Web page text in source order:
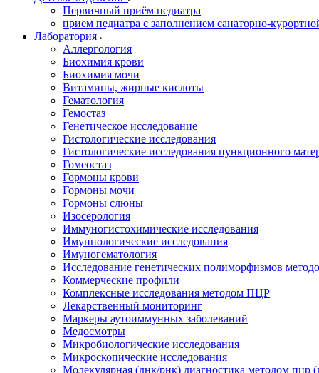
Первичный приём педиатра
прием педиатра с заполнением санаторно-
Лаборатория
Аллергология
Биохимия крови
Биохимия мочи
Витамины, жирные кислоты
Гематология
Гемостаз
Генетическое исследование
Гистологические исследования
Гистологические исследования пункционного
Гомеостаз
Гормоны крови
Гормоны мочи
Гормоны слюны
Изосерология
Иммуногистохимические исследования
Имуннологические исследования
Имуногематология
Исследование генетических полиморфизмов
Коммерческие профили
Комплексные исследования методом ПЦР
Лекарственный мониторинг
Маркеры аутоиммунных заболеваний
Медосмотры
Микробиологические исследования
Микроскопические исследования
Молекулярная (днк/рнк) диагностика методом пцр